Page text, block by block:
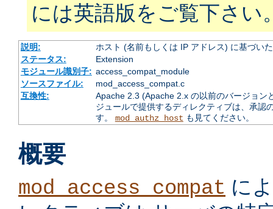
には英語版をご覧下さい
説明:
ホスト (名前もしくは IP アドレス) に基づい
ステータス:
Extension
モジュール識別子: access_compat_module
ソースファイル:
mod_access_compat.c
互換性:
Apache 2.3 (Apache 2.x の以前のバージョン
ジュールで提供するディレクティブは、承認
す。 mod_authz_host も見てください。
概要
mod_access_compat に